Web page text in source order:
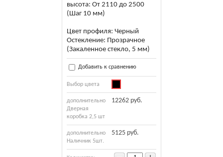
высота: От 2110 до 2500
(Шаг 10 мм)
Цвет профиля: Черный
Остекление: Прозрачное
(Закаленное стекло, 5 мм)
Добавить к сравнению
Выбор цвета
дополнительно
Дверная
коробка 2,5 шт
12262 руб.
дополнительно
Наличник 5шт.
5125 руб.